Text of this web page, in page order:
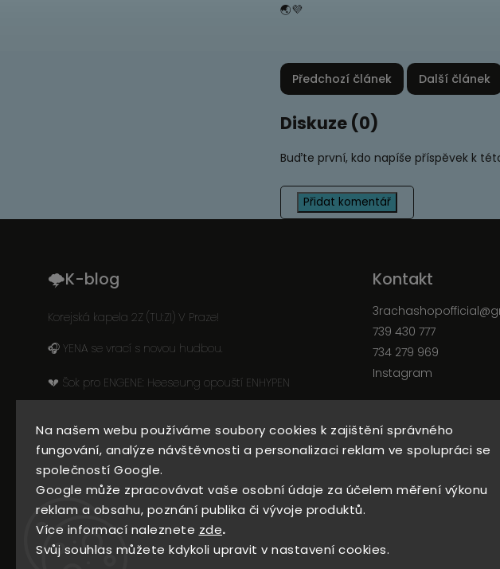
Na našem webu používáme soubory cookies k zajištění správného
fungování, analýze návštěvnosti a personalizaci reklam ve spolupráci se
společností Google.
Google může zpracovávat vaše osobní údaje za účelem měření výkonu
reklam a obsahu, poznání publika či vývoje produktů.
Více informací naleznete zde.
Svůj souhlas můžete kdykoli upravit v nastavení cookies.
🌏💜
Předchozí článek Další článek
Diskuze (0)
Buďte první, kdo napíše příspěvek k
Přidat komentář
🌩K-blog
Korejská kapela 2Z (TU:ZI) V Praze!
🎧 YENA se vrací s novou hudbou.
💔 Šok pro ENGENE: Heeseung opouští ENHYPEN
Kontakt
3rachashopofficial@
739 430 777
734 279 969
Instagram
Přijímáme online platby Instagram
Copyright 2026